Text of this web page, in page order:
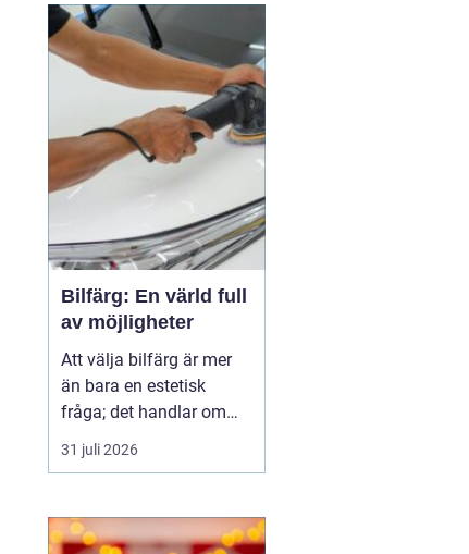
lösningar en avgörande
del av ett funktionellt
hem. Genom genuint
hantverk går det att
skapa möbler och
inredning som både l...
Bilfärg: En värld full
av möjligheter
Att välja bilfärg är mer
än bara en estetisk
fråga; det handlar om
stil, personlighet och
ibland till och med
kan påverka allt från
dess andrahandsvärde
31 juli 2026